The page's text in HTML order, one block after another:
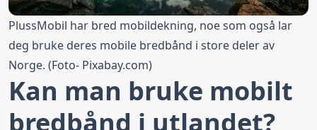
PlussMobil har bred mobildekning, noe som også lar
deg bruke deres mobile bredbånd i store deler av
Norge. (Foto- Pixabay.com)
Kan man bruke mobilt
bredbånd i utlandet?